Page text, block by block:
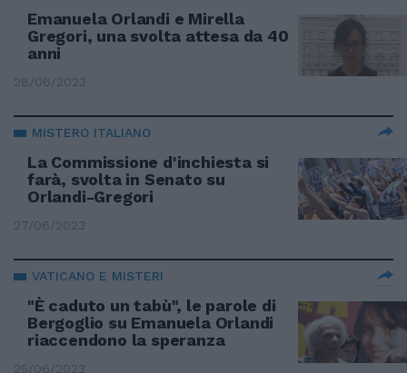
Emanuela Orlandi e Mirella
Gregori, una svolta attesa da 40
anni
28/06/2023
MISTERO ITALIANO
La Commissione d'inchiesta si
farà, svolta in Senato su
Orlandi-Gregori
27/06/2023
VATICANO E MISTERI
"È caduto un tabù", le parole di
Bergoglio su Emanuela Orlandi
riaccendono la speranza
25/06/2023